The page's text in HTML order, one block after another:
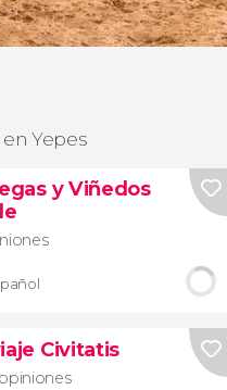
Yepes
y Viñedos
Civitatis